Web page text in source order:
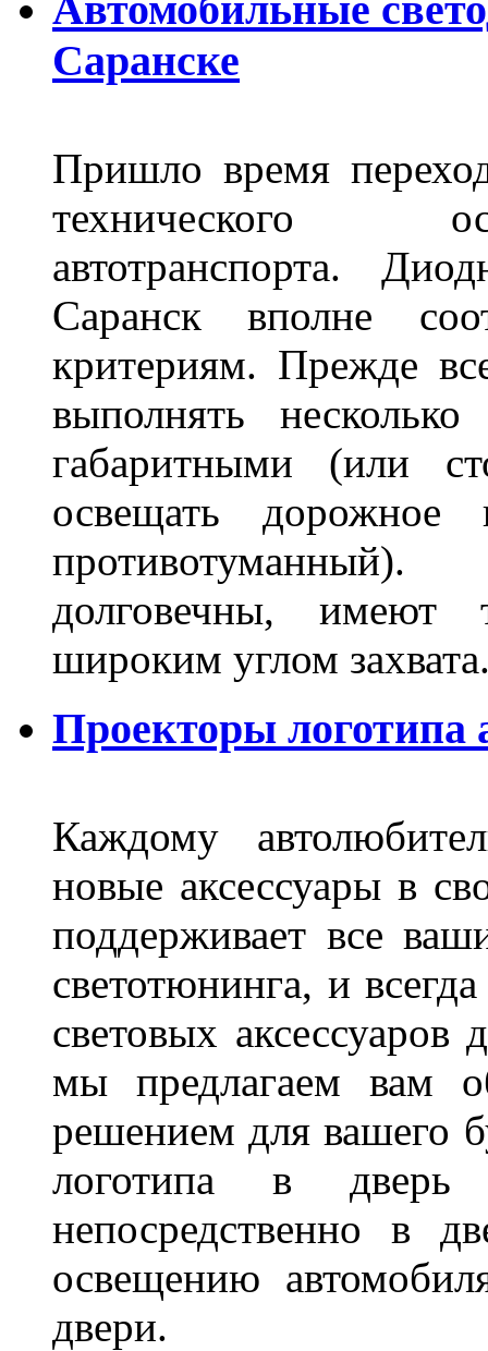
Саранске
Пришло время
технического
автотранспорта.
Саранск вполне
критериям. Прежде
выполнять
габаритными (или
освещать
долговечны, имеют
широким углом
Проекторы логотипа
Каждому
новые аксессуары в
поддерживает все
светотюнинга, и
световых
мы предлагаем вам
решением для вашего
логотипа в дверь
непосредственно в
освещению
двери.